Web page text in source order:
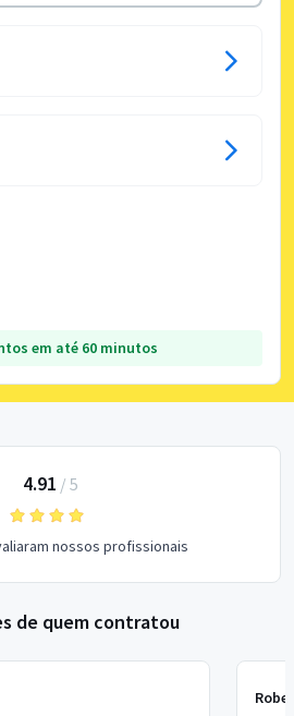
em até 60 minutos
4.91 / 5
nossos profissionais
de quem contratou